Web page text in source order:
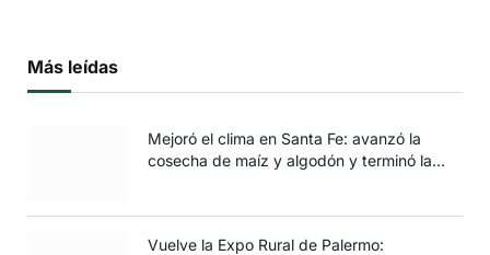
Más leídas
Mejoró el clima en Santa Fe: avanzó la
cosecha de maíz y algodón y terminó la
Vuelve la Expo Rural de Palermo: